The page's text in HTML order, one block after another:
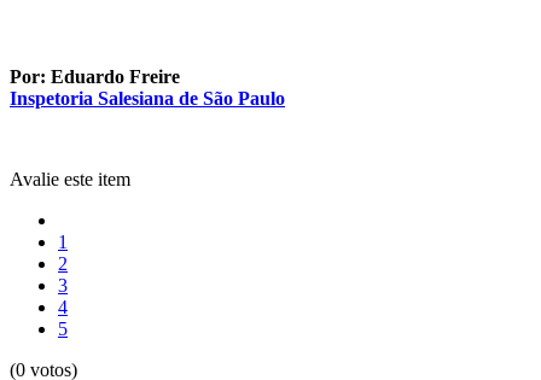
Por: Eduardo Freire
Inspetoria Salesiana de São Paulo
Avalie este item
1
2
3
4
5
(0 votos)